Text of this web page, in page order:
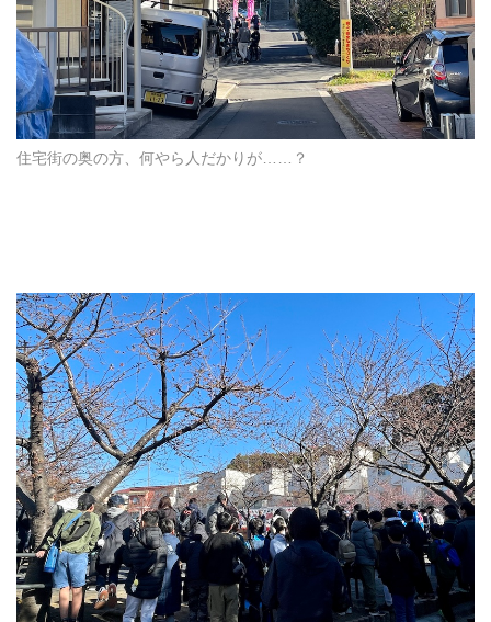
住宅街の奥の方、何やら人だかりが……？